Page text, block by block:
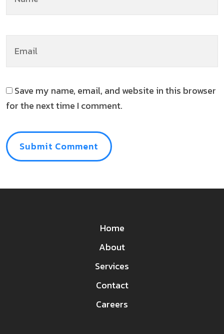
Save my name, email, and website in this browser
for the next time I comment.
Home
About
Services
Contact
Careers